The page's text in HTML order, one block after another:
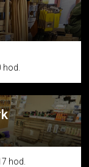
hod.
hod.